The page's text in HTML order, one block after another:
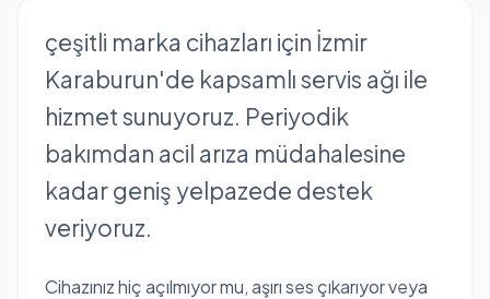
çeşitli marka cihazları için İzmir
Karaburun'de kapsamlı servis ağı ile
hizmet sunuyoruz. Periyodik
bakımdan acil arıza müdahalesine
kadar geniş yelpazede destek
veriyoruz.
Cihazınız hiç açılmıyor mu, aşırı ses çıkarıyor veya